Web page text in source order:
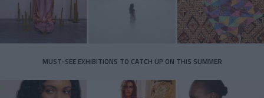
MUST-SEE EXHIBITIONS TO CATCH UP ON THIS SUMMER